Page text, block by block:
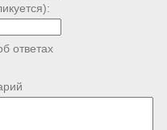
ответах